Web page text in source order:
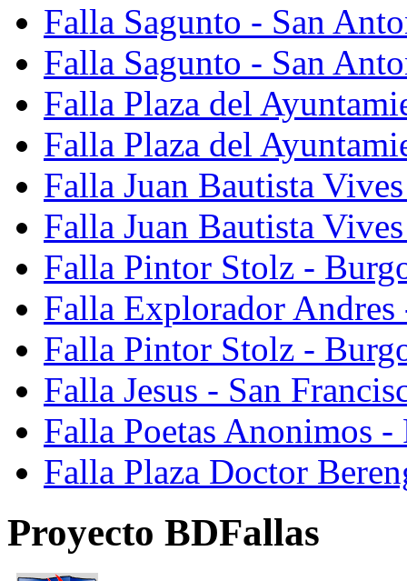
Falla Sagunto - San
Falla Sagunto - San
Falla Plaza del
Falla Plaza del
Falla Juan Bautista
Falla Juan Bautista
Falla Pintor Stolz -
Falla Explorador Andres
Falla Pintor Stolz -
Falla Jesus - San
Falla Poetas Anonimos
Falla Plaza Doctor
Proyecto BDFallas